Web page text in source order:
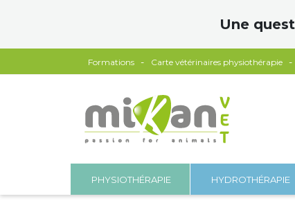
Une
Formations Carte vétérinaires physiothérapie
PHYSIOTHÉRAPIE HYDROTHÉRAPIE